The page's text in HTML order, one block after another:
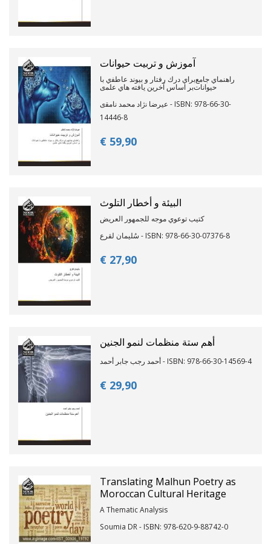
آﻣﻮزش و ﺗﺮﺑﯿﺖ ﺣﯿﻮاﻧﺎت
راﻫﻨﻤﺎي ﺟﺎﻣﻊﺑﺮاي درك رﻓﺘﺎر و بيوﻧﺪ ﻋﺎﻃﻔي ﺑﺎ
ﺣﯿﻮاﻧﺎتﺑﺮ اﺳﺎس آﺧﺮﯾﻦ ﯾﺎﻓﺘﻪ ﻫﺎي ﻋﻠﻤی
ﻋﯿﺮﺿﺎ ﻧژاد ﻣﺤﻤﺪ ﻧﺎﻣﻘی - ISBN: 978-66-30-
14446-8
€ 59,90
البيئة و أخطار التلوث
كتيب توعوي موجه للجمهور العريض
سُليمان لقرع - ISBN: 978-66-30-07376-8
€ 27,90
أهم ستة منظمات لنمو الجنين
أحمد رجب جابر أحمد - ISBN: 978-66-30-14569-4
€ 29,90
Translating Malhun Poetry as
Moroccan Cultural Heritage
A Thematic Analysis
Soumia DR - ISBN: 978-620-9-88742-0